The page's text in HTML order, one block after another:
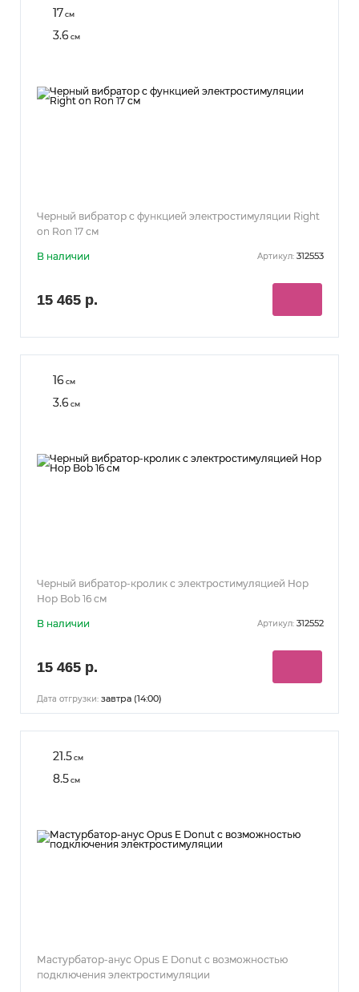
17см
3.6 см
Черный вибратор с функцией электростимуляции Right
on Ron 17 см
В наличии Артикул: 312553
15 465 р.
16 см
3.6 см
Черный вибратор-кролик с электростимуляцией Hop
Hop Bob 16 см
В наличии Артикул: 312552
15 465 р.
Дата отгрузки: завтра (14:00)
21.5см
8.5см
Мастурбатор-анус Opus E Donut с возможностью
подключения электростимуляции